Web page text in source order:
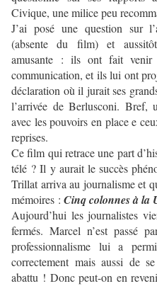
Civique, une milice peu
J’ai posé une question sur
(absente du film) et
amusante : ils ont fait
communication, et ils lui ont
déclaration où il jurait ses
l’arrivée de Berlusconi. Bref,
avec les pouvoirs en place e
reprises.
Ce film qui retrace une part
télé ? Il y aurait le succès
Trillat arriva au journalisme et
mémoires : Cinq colonnes à la
Aujourd’hui les journalistes
fermés. Marcel n’est passé
professionnalisme lui a
correctement mais aussi de
abattu ! Donc peut-on en